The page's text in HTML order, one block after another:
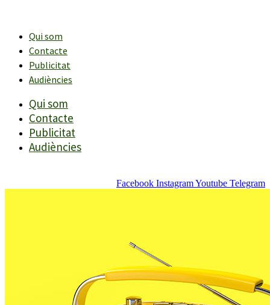
contingutQui som
Contacte
Publicitat
Audiències
Qui som
Contacte
Publicitat
Audiències
Facebook InstagramYoutube Telegram